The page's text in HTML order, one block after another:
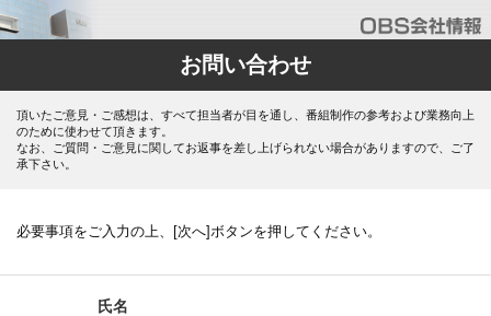
お問い合わせ
頂いたご意見・ご感想は、すべて担当者が目を通し、番組制作の参考および業務向上
のために使わせて頂きます。
なお、ご質問・ご意見に関してお返事を差し上げられない場合がありますので、ご了
承下さい。
必要事項をご入力の上、[次へ]ボタンを押してください。
氏名